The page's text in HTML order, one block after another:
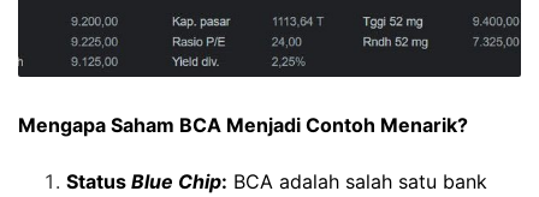
Mengapa Saham BCA Menjadi Contoh Menarik?
Status Blue Chip: BCA adalah salah satu bank